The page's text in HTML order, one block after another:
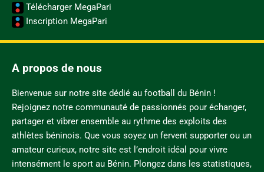
Télécharger MegaPari
Inscription MegaPari
A propos de nous
Bienvenue sur notre site dédié au football du Bénin !
Rejoignez notre communauté de passionnés pour échanger,
partager et vibrer ensemble au rythme des exploits des
athlètes béninois. Que vous soyez un fervent supporter ou un
amateur curieux, notre site est l’endroit idéal pour vivre
intensément le sport au Bénin. Plongez dans les statistiques,